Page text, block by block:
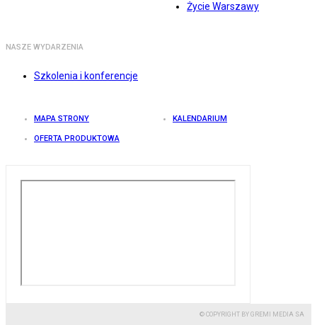
Życie Warszawy
NASZE WYDARZENIA
Szkolenia i konferencje
MAPA STRONY KALENDARIUM
OFERTA PRODUKTOWA
© COPYRIGHT BY GREMI MEDIA SA